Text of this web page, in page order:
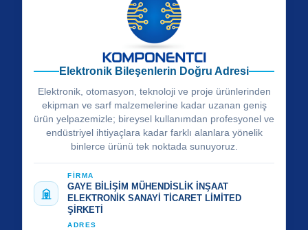
Elektronik Bileşenlerin Doğru Adresi
Elektronik, otomasyon, teknoloji ve proje ürünlerinden
ekipman ve sarf malzemelerine kadar uzanan geniş
ürün yelpazemizle; bireysel kullanımdan profesyonel ve
endüstriyel ihtiyaçlara kadar farklı alanlara yönelik
binlerce ürünü tek noktada sunuyoruz.
FİRMA
GAYE BİLİŞİM MÜHENDİSLİK İNŞAAT
ELEKTRONİK SANAYİ TİCARET LİMİTED
ŞİRKETİ
ADRES